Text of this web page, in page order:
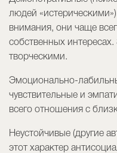
людей
внимания, они чаще
собственных
творческими.
Эмоционально-
чувствительные и
всего отношения с
Неустойчивые (другие
этот характер